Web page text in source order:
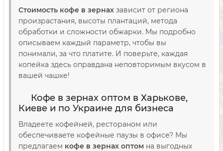
Стоимость кофе в зернах зависит от региона
произрастания, высоты плантаций, метода
обработки и сложности обжарки. Мы подробно
описываем каждый параметр, чтобы вы
понимали, за что платите. И поверьте, каждая
копейка здесь оправдана неповторимым вкусом в
вашей чашке!
Кофе в зернах оптом в Харькове,
Киеве и по Украине для бизнеса
Владеете кофейней, рестораном или
обеспечиваете кофейные паузы в офисе? Мы
предлагаем кофе в зернах оптом на выгодных